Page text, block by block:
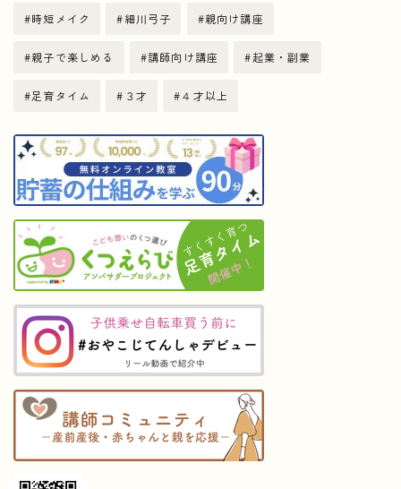
時短メイク 細川弓子 親向け講座
親子で楽しめる 講師向け講座 起業・副業
足育タイム ３才 ４才以上